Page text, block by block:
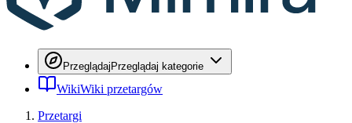
PrzeglądajPrzeglądaj kategorie
WikiWiki przetargów
Przetargi